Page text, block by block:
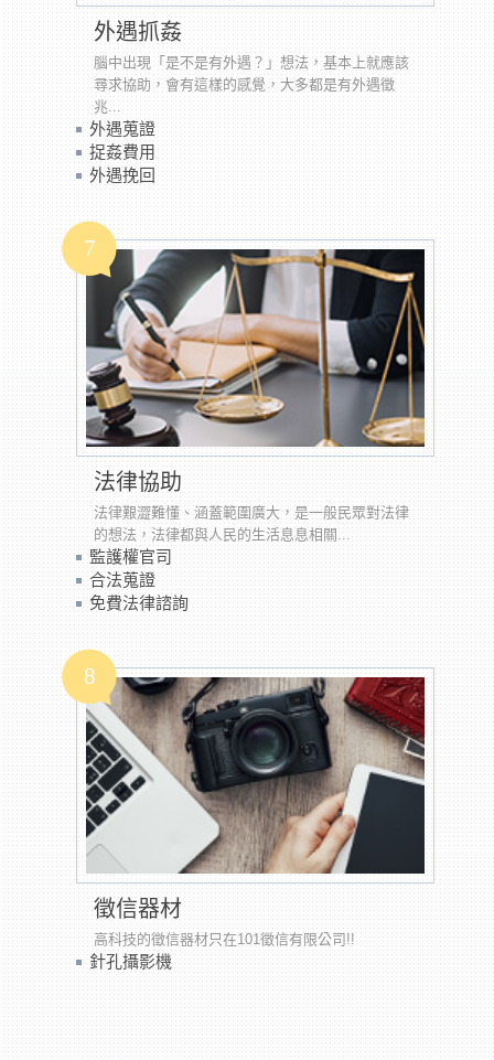
外遇抓姦
腦中出現「是不是有外遇？」想法，基本上就應該
尋求協助，會有這樣的感覺，大多都是有外遇徵
兆...
外遇蒐證
捉姦費用
外遇挽回
法律協助
法律艱澀難懂、涵蓋範圍廣大，是一般民眾對法律
的想法，法律都與人民的生活息息相關...
7
監護權官司
合法蒐證
免費法律諮詢
徵信器材
高科技的徵信器材只在101徵信有限公司!!
8
針孔攝影機